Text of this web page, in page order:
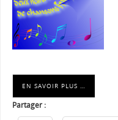
EN SAVOIR PLUS …
Partager :